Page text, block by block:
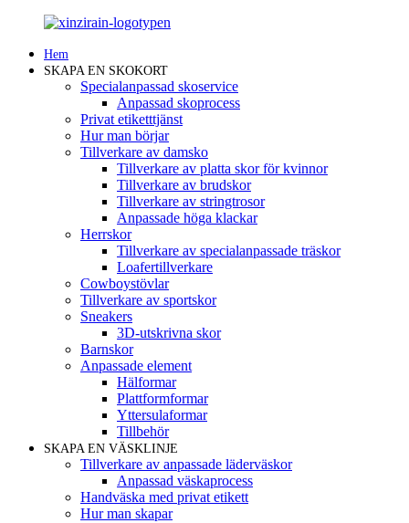
Hem
SKAPA EN SKOKORT
Specialanpassad skoservice
Anpassad skoprocess
Privat etiketttjänst
Hur man börjar
Tillverkare av damsko
Tillverkare av platta skor för kvinnor
Tillverkare av brudskor
Tillverkare av stringtrosor
Anpassade höga klackar
Herrskor
Tillverkare av specialanpassade träskor
Loafertillverkare
Cowboystövlar
Tillverkare av sportskor
Sneakers
3D-utskrivna skor
Barnskor
Anpassade element
Hälformar
Plattformformar
Yttersulaformar
Tillbehör
SKAPA EN VÄSKLINJE
Tillverkare av anpassade läderväskor
Anpassad väskaprocess
Handväska med privat etikett
Hur man skapar